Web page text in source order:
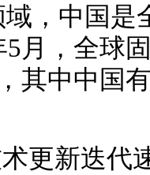
，中国是
5月，全球
其中中国
更新迭代